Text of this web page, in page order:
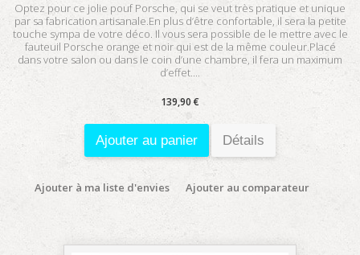
Optez pour ce jolie pouf Porsche, qui se veut très pratique et unique
par sa fabrication artisanale.En plus d’être confortable, il sera la petite
touche sympa de votre déco. Il vous sera possible de le mettre avec le
fauteuil Porsche orange et noir qui est de la même couleur.Placé
dans votre salon ou dans le coin d’une chambre, il fera un maximum
d’effet....
139,90 €
Ajouter au panier Détails
Ajouter à ma liste d'envies Ajouter au comparateur